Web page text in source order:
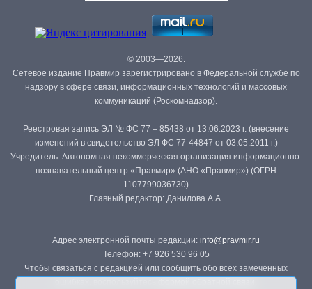
© 2003—2026.
Сетевое издание Правмир зарегистрировано в Федеральной службе по
надзору в сфере связи, информационных технологий и массовых
коммуникаций (Роскомнадзор).
Реестровая запись ЭЛ № ФС 77 – 85438 от 13.06.2023 г. (внесение
изменений в свидетельство ЭЛ ФС 77-44847 от 03.05.2011 г.)
Учредитель: Автономная некоммерческая организация информационно-
познавательный центр «Правмир» (АНО «Правмир») (ОГРН
1107799036730)
Главный редактор: Данилова А.А.
Адрес электронной почты редакции: info@pravmir.ru
Телефон: +7 926 530 96 05
Чтобы связаться с редакцией или сообщить обо всех замеченных